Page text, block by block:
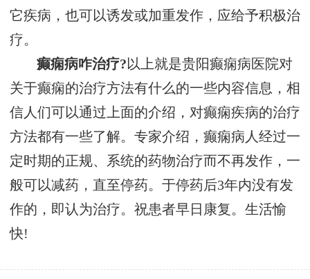
它疾病，也可以诱发或加重发作，应给予积极治
疗。
癫痫病咋治疗?以上就是贵阳癫痫病医院对
关于癫痫的治疗方法有什么的一些内容信息，相
信人们可以通过上面的介绍，对癫痫疾病的治疗
方法都有一些了解。专家介绍，癫痫病人经过一
定时期的正规、系统的药物治疗而不再发作，一
般可以减药，直至停药。于停药后3年内没有发
作的，即认为治疗。祝患者早日康复。生活愉
快!